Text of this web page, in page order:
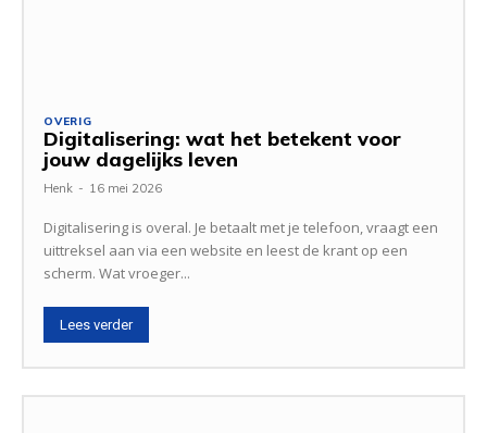
OVERIG
Digitalisering: wat het betekent voor
jouw dagelijks leven
Henk - 16 mei 2026
Digitalisering is overal. Je betaalt met je telefoon, vraagt een
uittreksel aan via een website en leest de krant op een
scherm. Wat vroeger...
Lees verder